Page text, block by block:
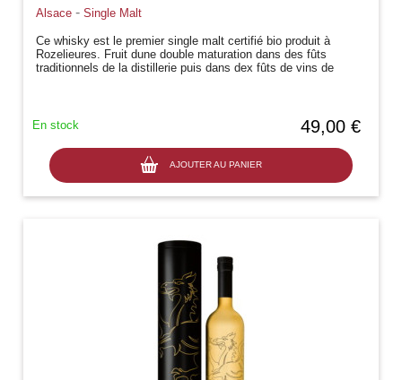
Alsace -Single Malt
Ce whisky est le premier single malt certifié bio produit à
Rozelieures. Fruit dune double maturation dans des fûts
traditionnels de la distillerie puis dans dex fûts de vins de
49,00 €
AJOUTER AU PANIER
En stock